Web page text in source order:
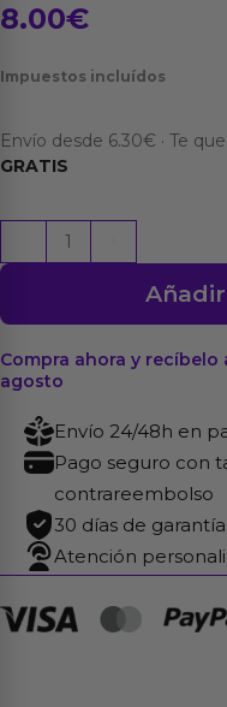
8.00€
Impuestos incluídos
Envío desde 6.30€ · Te
GRATIS
Alfombrilla
para
Pechos
22
x
cm
Compra ahora y
agosto
Envío 24/48h en
Pago seguro con
contrareembolso
30 días de
Atención